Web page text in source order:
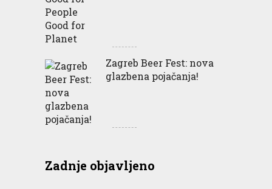
Zagreb Beer Fest: nova
glazbena pojačanja!
Zadnje objavljeno